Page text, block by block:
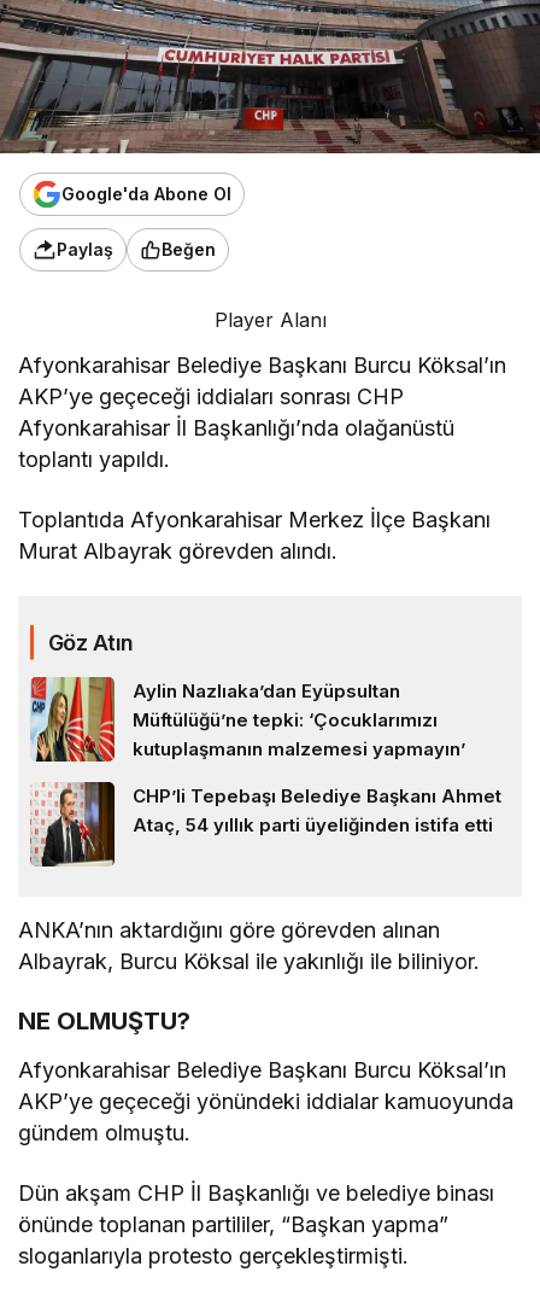
Google'da Abone Ol
Paylaş Beğen
Player Alanı
Afyonkarahisar Belediye Başkanı Burcu Köksal’ın
AKP’ye geçeceği iddiaları sonrası CHP
Afyonkarahisar İl Başkanlığı’nda olağanüstü
toplantı yapıldı.
Toplantıda Afyonkarahisar Merkez İlçe Başkanı
Murat Albayrak görevden alındı.
Göz Atın
Aylin Nazlıaka’dan Eyüpsultan
Müftülüğü’ne tepki: ‘Çocuklarımızı
kutuplaşmanın malzemesi yapmayın’
CHP’li Tepebaşı Belediye Başkanı Ahmet
Ataç, 54 yıllık parti üyeliğinden istifa etti
ANKA’nın aktardığını göre görevden alınan
Albayrak, Burcu Köksal ile yakınlığı ile biliniyor.
NE OLMUŞTU?
Afyonkarahisar Belediye Başkanı Burcu Köksal’ın
AKP’ye geçeceği yönündeki iddialar kamuoyunda
gündem olmuştu.
Dün akşam CHP İl Başkanlığı ve belediye binası
önünde toplanan partililer, “Başkan yapma”
sloganlarıyla protesto gerçekleştirmişti.